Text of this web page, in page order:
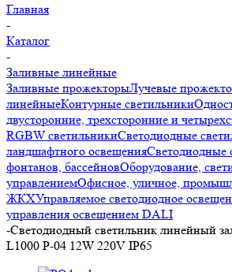
Главная
-
Каталог
-
Заливные линейные
Заливные прожекторыЛучевые
линейныеКонтурные светильники
двусторонние, трехсторонние и
RGBW светильникиСветодиодные
ландшафтного освещенияСветодиодные
фонтанов, бассейновОборудование,
управлениемОфисное, уличное,
ЖКХУправляемое светодиодное
управления освещением DALI
-Светодиодный светильник линейный
L1000 P-04 12W 220V IP65